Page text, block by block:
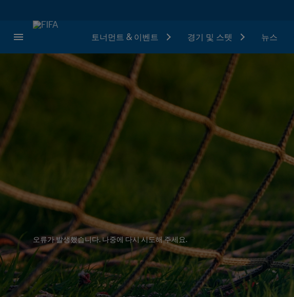
토너먼트 & 이벤트 경기 및 스텟 뉴스
오류가 발생했습니다. 나중에 다시 시도해 주세요.